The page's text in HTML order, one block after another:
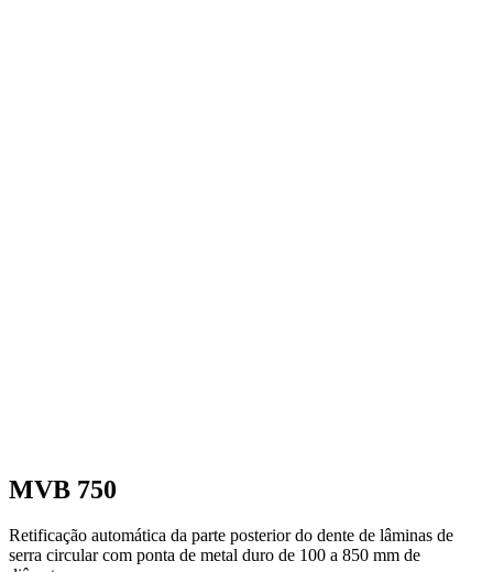
MVB 750
Retificação automática da parte posterior do dente de lâminas de
serra circular com ponta de metal duro de 100 a 850 mm de